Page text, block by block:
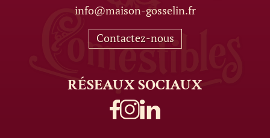
info@maison-gosselin.fr
Contactez-nous
RÉSEAUXSOCIAUX